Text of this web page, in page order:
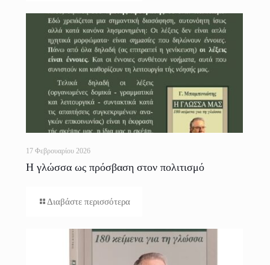
17 Φεβρουαρίου 2026
Η γλώσσα ως πρόσβαση στον πολιτισμό
Διαβάστε περισσότερα